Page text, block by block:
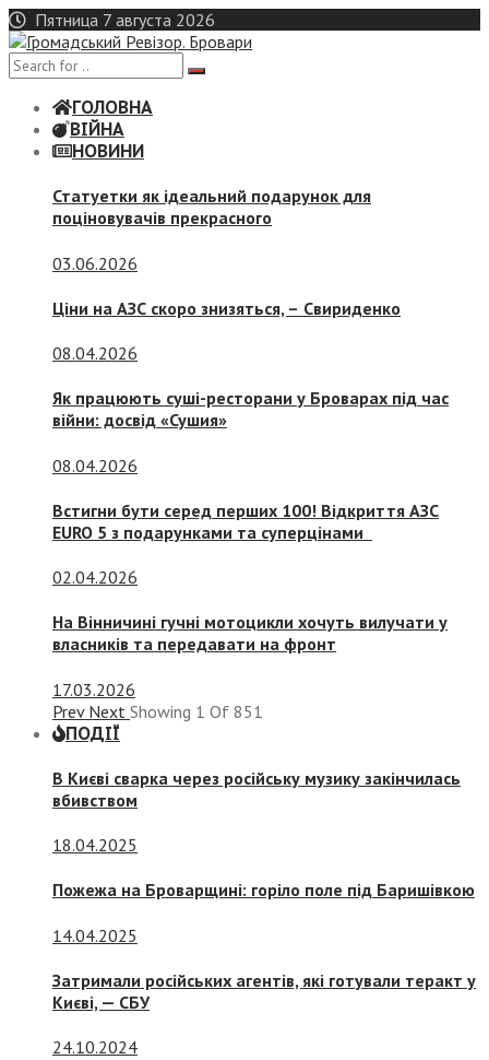
Skip
to
content
Пятница 7 августа 2026
ГОЛОВНА
ВІЙНА
НОВИНИ
Статуетки як ідеальний подарунок для
поціновувачів прекрасного
03.06.2026
Ціни на АЗС скоро знизяться, – Свириденко
08.04.2026
Як працюють суші-ресторани у Броварах під час
війни: досвід «Сушия»
08.04.2026
Встигни бути серед перших 100! Відкриття АЗС
EURO 5 з подарунками та суперцінами
02.04.2026
На Вінничині гучні мотоцикли хочуть вилучати у
власників та передавати на фронт
17.03.2026
Prev Next Showing 1 Of 851
ПОДІЇ
В Києві сварка через російську музику закінчилась
вбивством
18.04.2025
Пожежа на Броварщині: горіло поле під Баришівкою
14.04.2025
Затримали російських агентів, які готували теракт у
Києві, — СБУ
24.10.2024